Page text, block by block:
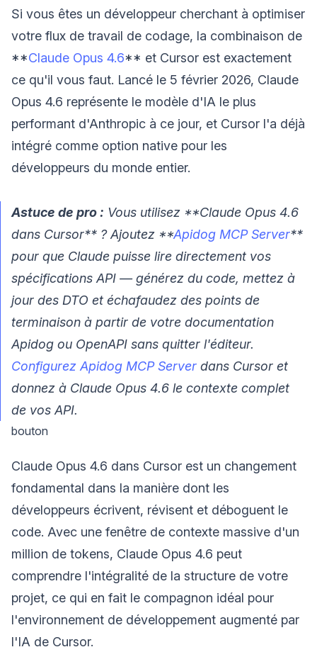
Si vous êtes un développeur cherchant à optimiser
votre flux de travail de codage, la combinaison de
**Claude Opus 4.6** et Cursor est exactement
ce qu'il vous faut. Lancé le 5 février 2026, Claude
Opus 4.6 représente le modèle d'IA le plus
performant d'Anthropic à ce jour, et Cursor l'a déjà
intégré comme option native pour les
développeurs du monde entier.
Astuce de pro : Vous utilisez **Claude Opus 4.6
dans Cursor** ? Ajoutez **Apidog MCP Server**
pour que Claude puisse lire directement vos
spécifications API — générez du code, mettez à
jour des DTO et échafaudez des points de
terminaison à partir de votre documentation
Apidog ou OpenAPI sans quitter l'éditeur.
Configurez Apidog MCP Server dans Cursor et
donnez à Claude Opus 4.6 le contexte complet
de vos API.
bouton
Claude Opus 4.6 dans Cursor est un changement
fondamental dans la manière dont les
développeurs écrivent, révisent et déboguent le
code. Avec une fenêtre de contexte massive d'un
million de tokens, Claude Opus 4.6 peut
comprendre l'intégralité de la structure de votre
projet, ce qui en fait le compagnon idéal pour
l'environnement de développement augmenté par
l'IA de Cursor.